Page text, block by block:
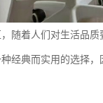
随着人们对生活品
经典而实用的选择